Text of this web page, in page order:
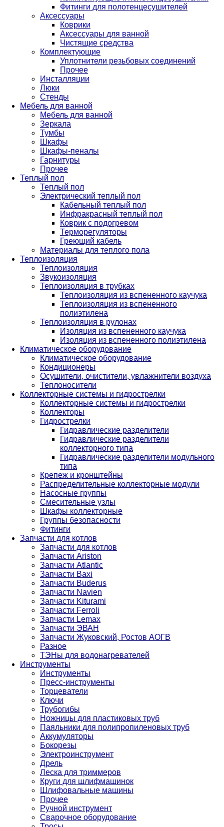
Фитинги для полотенцесушителей
Аксессуары
Коврики
Аксессуары для ванной
Чистящие средства
Комплектующие
Уплотнители резьбовых соединений
Прочее
Инсталляции
Люки
Стенды
Мебель для ванной
Мебель для ванной
Зеркала
Тумбы
Шкафы
Шкафы-пеналы
Гарнитуры
Прочее
Теплый пол
Теплый пол
Электрический теплый пол
Кабельный теплый пол
Инфракрасный теплый пол
Коврик с подогревом
Терморегуляторы
Греющий кабель
Материалы для теплого пола
Теплоизоляция
Теплоизоляция
Звукоизоляция
Теплоизоляция в трубках
Теплоизоляция из вспененного каучука
Теплоизоляция из вспененного
полиэтилена
Теплоизоляция в рулонах
Изоляция из вспененного каучука
Изоляция из вспененного полиэтилена
Климатическое оборудование
Климатическое оборудование
Кондиционеры
Осушители, очистители, увлажнители воздуха
Теплоносители
Коллекторные системы и гидрострелки
Коллекторные системы и гидрострелки
Коллекторы
Гидрострелки
Гидравлические разделители
Гидравлические разделители
коллекторного типа
Гидравлические разделители модульного
типа
Крепеж и кронштейны
Распределительные коллекторные модули
Насосные группы
Смесительные узлы
Шкафы коллекторные
Группы безопасности
Фитинги
Запчасти для котлов
Запчасти для котлов
Запчасти Ariston
Запчасти Atlantic
Запчасти Baxi
Запчасти Buderus
Запчасти Navien
Запчасти Kiturami
Запчасти Ferroli
Запчасти Lemax
Запчасти ЭВАН
Запчасти Жуковский, Ростов АОГВ
Разное
ТЭНы для водонагревателей
Инструменты
Инструменты
Пресс-инструменты
Торцеватели
Ключи
Трубогибы
Ножницы для пластиковых труб
Паяльники для полипропиленовых труб
Аккумуляторы
Бокорезы
Электроинструмент
Дрель
Леска для триммеров
Круги для шлифмашинок
Шлифовальные машины
Прочее
Ручной инструмент
Сварочное оборудование